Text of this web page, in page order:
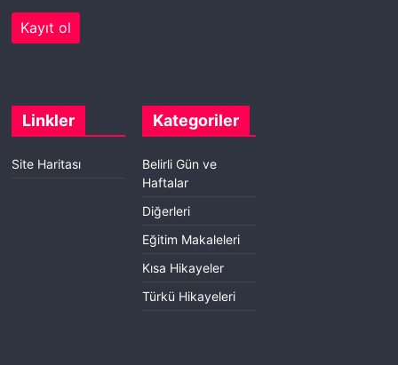
Linkler
Site Haritası
Kategoriler
Belirli Gün ve
Haftalar
Diğerleri
Eğitim Makaleleri
Kısa Hikayeler
Türkü Hikayeleri